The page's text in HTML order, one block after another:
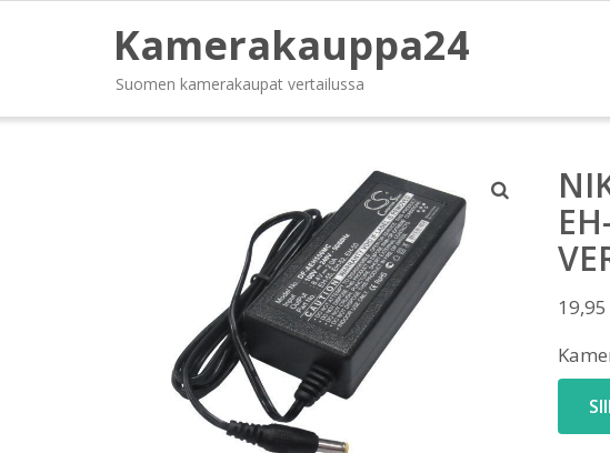
Kamerakauppa24
Suomen kamerakaupat vertailussa
19,95